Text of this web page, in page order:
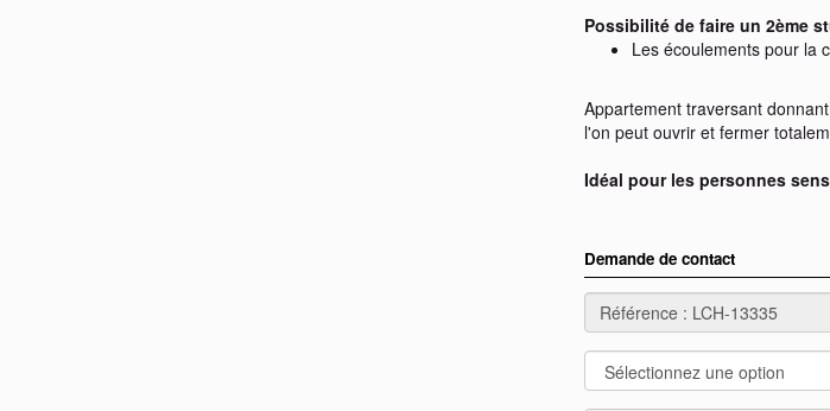
Possibilité de faire un 2ème
Les écoulements pour la
Appartement traversant
l'on peut ouvrir et fermer
Idéal pour les personnes
Demande de contact